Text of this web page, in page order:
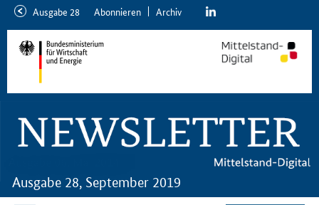
ältereAusgabe 28 Abon­nie­ren Ar­chiv linkedin
neuere
Ausgabe 28, September 2019